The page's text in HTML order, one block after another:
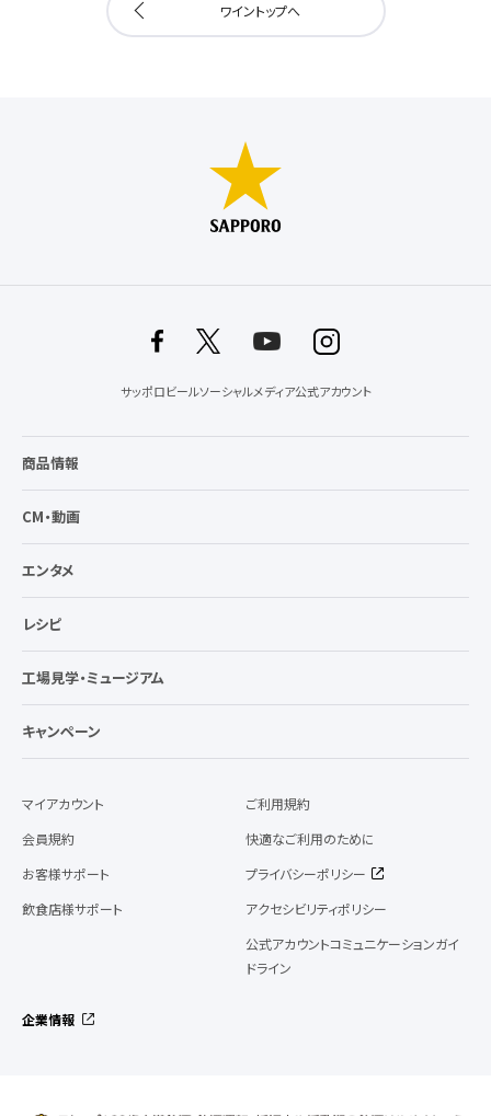
ワイントップへ
サッポロビールソーシャルメディア公式アカウント
商品情報
CM・動画
エンタメ
レシピ
工場見学・ミュージアム
キャンペーン
マイアカウント
会員規約
お客様サポート
飲食店様サポート
ご利用規約
快適なご利用のために
プライバシーポリシー
アクセシビリティポリシー
公式アカウントコミュニケーションガイ
ドライン
企業情報